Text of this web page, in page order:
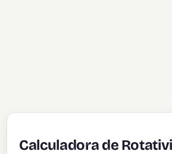
Calculadora de